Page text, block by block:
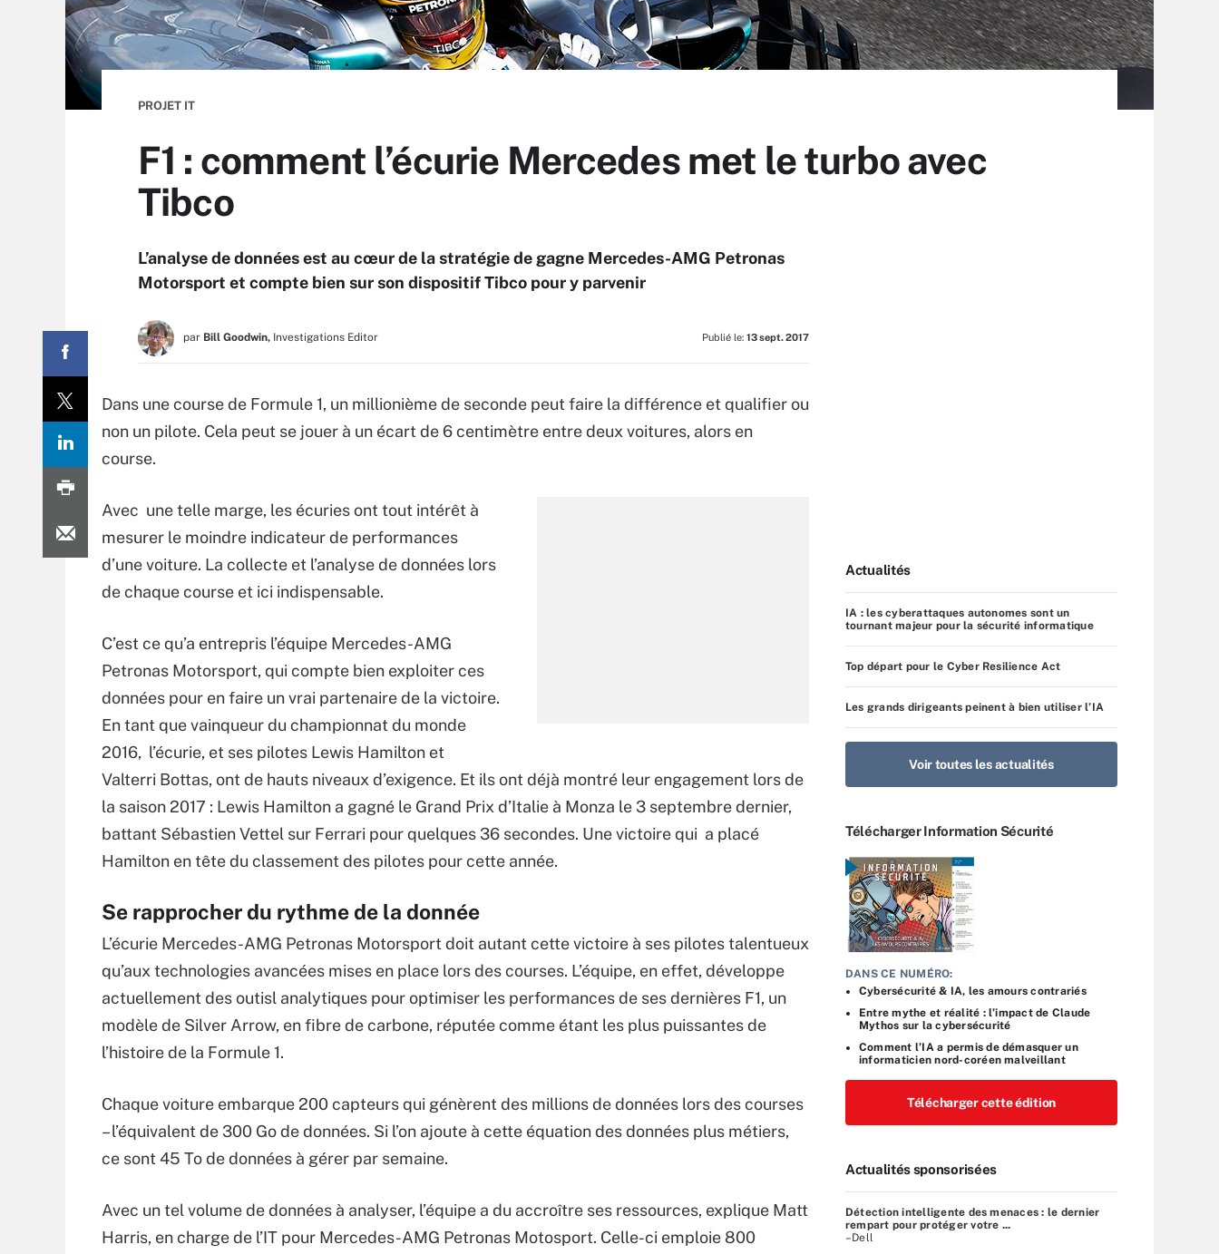
PROJET IT
F1 : comment l’écurie Mercedes met le turbo avec
Tibco
L’analyse de données est au cœur de la stratégie de gagne Mercedes-AMG Petronas
Motorsport et compte bien sur son dispositif Tibco pour y parvenir
par Bill Goodwin, Investigations Editor Publié le: 13 sept. 2017
Dans une course de Formule 1, un millionième de seconde peut faire la différence et qualifier ou
non un pilote. Cela peut se jouer à un écart de 6 centimètre entre deux voitures, alors en
course.
Avec une telle marge, les écuries ont tout intérêt à
mesurer le moindre indicateur de performances
d’une voiture. La collecte et l’analyse de données lors
de chaque course et ici indispensable.
C’est ce qu’a entrepris l’équipe Mercedes-AMG
Petronas Motorsport, qui compte bien exploiter ces
données pour en faire un vrai partenaire de la victoire.
En tant que vainqueur du championnat du monde
2016, l’écurie, et ses pilotes Lewis Hamilton et
Valterri Bottas, ont de hauts niveaux d’exigence. Et ils ont déjà montré leur engagement lors de
la saison 2017 : Lewis Hamilton a gagné le Grand Prix d’Italie à Monza le 3 septembre dernier,
battant Sébastien Vettel sur Ferrari pour quelques 36 secondes. Une victoire qui a placé
Hamilton en tête du classement des pilotes pour cette année.
Se rapprocher du rythme de la donnée
L’écurie Mercedes-AMG Petronas Motorsport doit autant cette victoire à ses pilotes talentueux
qu’aux technologies avancées mises en place lors des courses. L’équipe, en effet, développe
actuellement des outisl analytiques pour optimiser les performances de ses dernières F1, un
modèle de Silver Arrow, en fibre de carbone, réputée comme étant les plus puissantes de
l’histoire de la Formule 1.
Chaque voiture embarque 200 capteurs qui génèrent des millions de données lors des courses
– l’équivalent de 300 Go de données. Si l’on ajoute à cette équation des données plus métiers,
ce sont 45 To de données à gérer par semaine.
Avec un tel volume de données à analyser, l’équipe a du accroître ses ressources, explique Matt
Harris, en charge de l’IT pour Mercedes-AMG Petronas Motosport. Celle-ci emploie 800
Actualités
IA : les cyberattaques autonomes sont un
tournant majeur pour la sécurité informatique
Top départ pour le Cyber Resilience Act
Les grands dirigeants peinent à bien utiliser l’IA
Voir toutes les actualités
Télécharger Information Sécurité
DANS CE NUMÉRO:
Cybersécurité & IA, les amours contrariés
Entre mythe et réalité : l’impact de Claude
Mythos sur la cybersécurité
Comment l’IA a permis de démasquer un
informaticien nord-coréen malveillant
Télécharger cette édition
Actualités sponsorisées
Détection intelligente des menaces : le dernier
rempart pour protéger votre ...
–Dell